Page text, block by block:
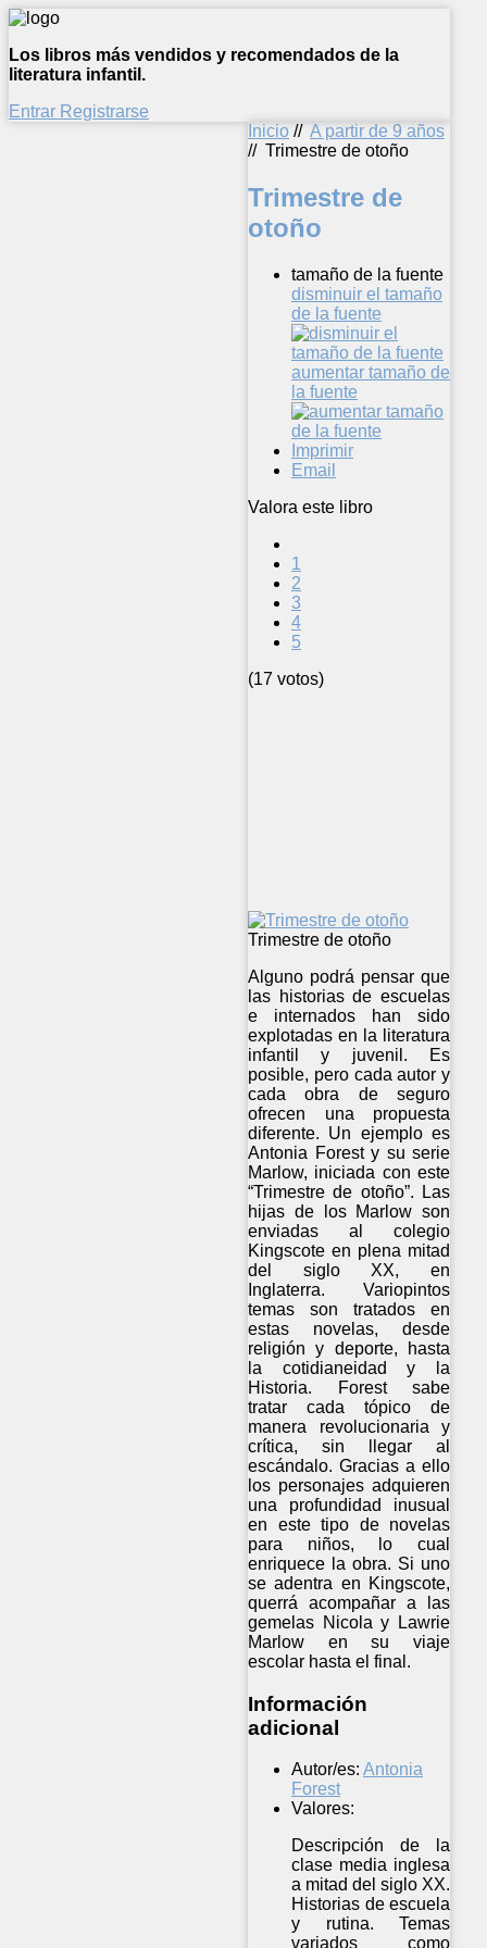
Los libros más vendidos y recomendados de la
literatura infantil.
Entrar Registrarse
Inicio // A partir de 9 años
// Trimestre de otoño
Trimestre de
otoño
tamaño de la fuente
disminuir el tamaño
de la fuente
aumentar tamaño de
la fuente
Imprimir
Email
Valora este libro
1
2
3
4
5
(17 votos)
Trimestre de otoño
Alguno podrá pensar que
las historias de escuelas
e internados han sido
explotadas en la literatura
infantil y juvenil. Es
posible, pero cada autor y
cada obra de seguro
ofrecen una propuesta
diferente. Un ejemplo es
Antonia Forest y su serie
Marlow, iniciada con este
“Trimestre de otoño”. Las
hijas de los Marlow son
enviadas al colegio
Kingscote en plena mitad
del siglo XX, en
Inglaterra. Variopintos
temas son tratados en
estas novelas, desde
religión y deporte, hasta
la cotidianeidad y la
Historia. Forest sabe
tratar cada tópico de
manera revolucionaria y
crítica, sin llegar al
escándalo. Gracias a ello
los personajes adquieren
una profundidad inusual
en este tipo de novelas
para niños, lo cual
enriquece la obra. Si uno
se adentra en Kingscote,
querrá acompañar a las
gemelas Nicola y Lawrie
Marlow en su viaje
escolar hasta el final.
Información
adicional
Autor/es: Antonia
Forest
Valores:
Descripción de la
clase media inglesa
a mitad del siglo XX.
Historias de escuela
y rutina. Temas
variados como